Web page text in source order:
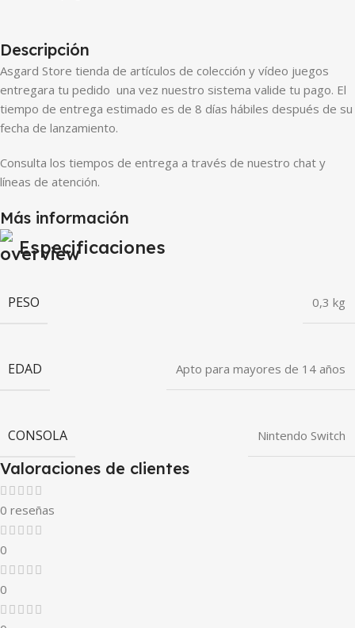
Descripción
Asgard Store tienda de artículos de colección y vídeo juegos
entregara tu pedido una vez nuestro sistema valide tu pago. El
tiempo de entrega estimado es de 8 días hábiles después de su
fecha de lanzamiento.
Consulta los tiempos de entrega a través de nuestro chat y
líneas de atención.
Más información
Especificaciones
PESO 0,3 kg
EDAD Apto para mayores de 14 años
CONSOLA Nintendo Switch
Valoraciones de clientes
0 reseñas
0
0